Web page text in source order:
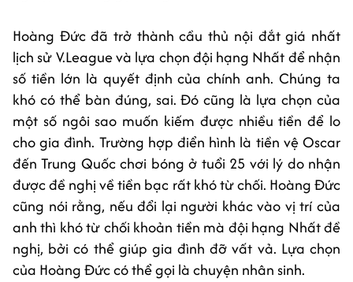
Hoàng Đức đã trở thành cầu thủ nội đắt giá nhất
lịch sử V.League và lựa chọn đội hạng Nhất để nhận
số tiền lớn là quyết định của chính anh. Chúng ta
khó có thể bàn đúng, sai. Đó cũng là lựa chọn của
một số ngôi sao muốn kiếm được nhiều tiền để lo
cho gia đình. Trường hợp điển hình là tiền vệ Oscar
đến Trung Quốc chơi bóng ở tuổi 25 với lý do nhận
được đề nghị về tiền bạc rất khó từ chối. Hoàng Đức
cũng nói rằng, nếu đổi lại người khác vào vị trí của
anh thì khó từ chối khoản tiền mà đội hạng Nhất đề
nghị, bởi có thể giúp gia đình đỡ vất vả. Lựa chọn
của Hoàng Đức có thể gọi là chuyện nhân sinh.